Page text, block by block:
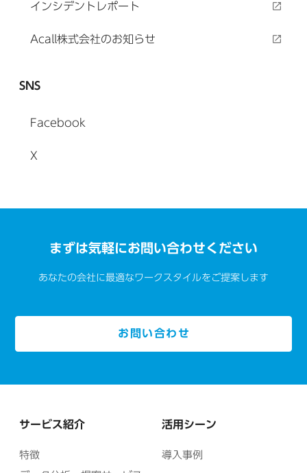
インシデントレポート
Acall株式会社のお知らせ
SNS
Facebook
X
まずは気軽にお問い合わせください
あなたの会社に最適なワークスタイルをご提案します
お問い合わせ
サービス紹介
特徴
活用シーン
導入事例